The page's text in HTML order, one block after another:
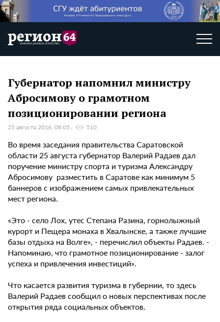
Губернатор напомнил министру
Абросимову о грамотном
позиционировании региона
25 августа 2016, 08:05 510
Во время заседания правительства Саратовской
области 25 августа губернатор Валерий Радаев дал
поручение министру спорта и туризма Александру
Абросимову разместить в Саратове как минимум 5
баннеров с изображением самых привлекательных
мест региона.
«Это - село Лох, утес Степана Разина, горнолыжный
курорт и Пещера монаха в Хвалынске, а также лучшие
базы отдыха на Волге», - перечислил объекты Радаев. -
Напоминаю, что грамотное позиционирование - залог
успеха и привлечения инвестиций».
Что касается развития туризма в губернии, то здесь
Валерий Радаев сообщил о новых перспективах после
открытия ряда социальных объектов.